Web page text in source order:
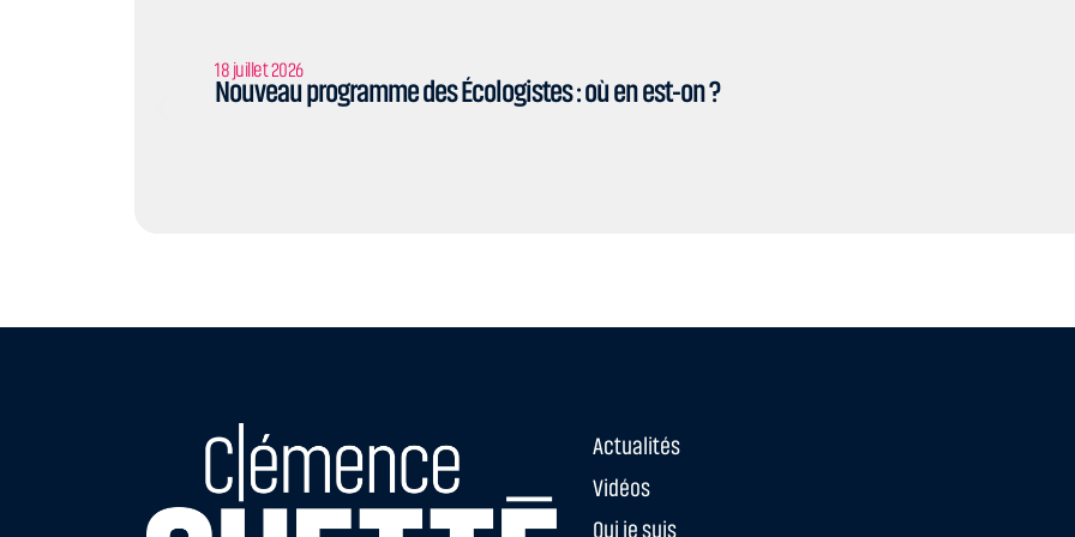
18 juillet 2026
Nouveau programme des Écologistes : où en est-on ?
Actualités
Vidéos
Qui je suis